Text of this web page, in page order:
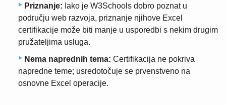
Priznanje: Iako je W3Schools dobro poznat u
području web razvoja, priznanje njihove Excel
certifikacije može biti manje u usporedbi s nekim drugim
pružateljima usluga.
Nema naprednih tema: Certifikacija ne pokriva
napredne teme; usredotočuje se prvenstveno na
osnovne Excel operacije.